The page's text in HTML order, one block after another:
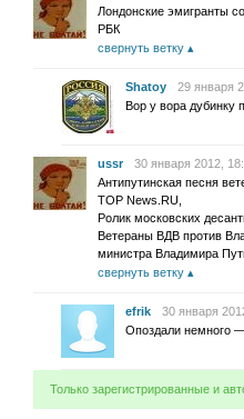
Лондонские эмигранты
РБК
свернуть ветку
Shatoy
29 января
Вор у вора дубинку
ussr
30 января 2012,
Антипутинская песня
TOP News.RU,
Ролик московских
Ветераны ВДВ против
министра Владимира
свернуть ветку
efrik
30 января
Опоздали немного
Только зарегистрированные и